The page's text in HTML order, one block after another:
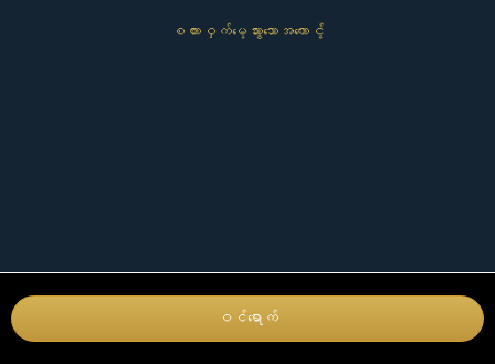
ဝင်ရောက်
စကားဝှက်မေ့သွားသောအကောင့်